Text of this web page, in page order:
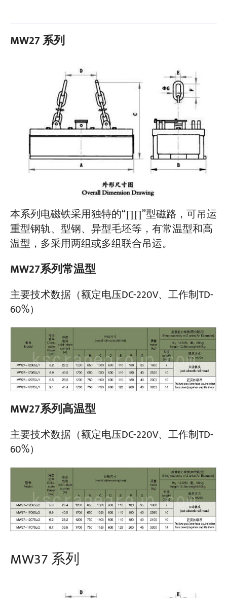
MW27 系列
本系列电磁铁采用独特的“∏∏”型磁路，可吊运
重型钢轨、型钢、异型毛坯等，有常温型和高
温型，多采用两组或多组联合吊运。
MW27系列常温型
主要技术数据（额定电压DC-220V、工作制TD-
60%）
MW27系列高温型
主要技术数据（额定电压DC-220V、工作制TD-
60%）
MW37 系列